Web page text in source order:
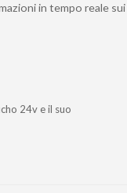
in tempo reale sui
24v e il suo